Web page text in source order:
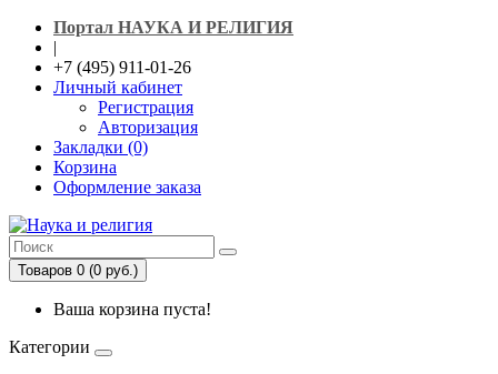
Портал НАУКА И РЕЛИГИЯ
|
+7 (495) 911-01-26
Личный кабинет
Регистрация
Авторизация
Закладки (0)
Корзина
Оформление заказа
Товаров 0 (0 руб.)
Ваша корзина пуста!
Категории